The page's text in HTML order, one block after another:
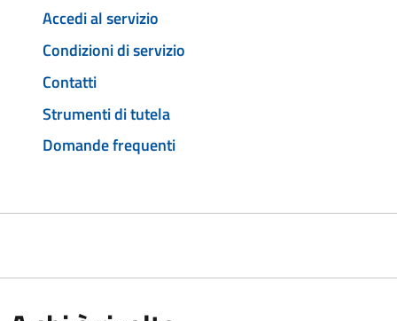
Accedi al servizio
Condizioni di servizio
Contatti
Strumenti di tutela
Domande frequenti